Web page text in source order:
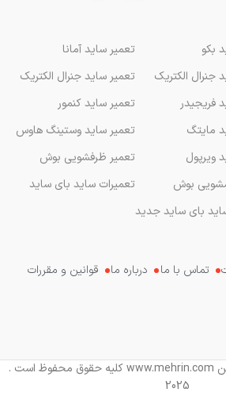
تعمیر ساید آمانا
تعمیر ساید جنرال الکتریک
تعمیر ساید کنمور
تعمیر ساید وستینگ هاوس
تعمیر ظرفشویی بوش
تعمیرات ساید بای ساید
بکو
جنرال الکتریک
فریجیدر
مایتگ
ویرپول
بوش
بای ساید جدید
تماس با ما درباره ما قوانین و مقررات
طراحی شده با مهرین دیزاین www.mehrin.com کلیه حقوق محفوظ است .
2025